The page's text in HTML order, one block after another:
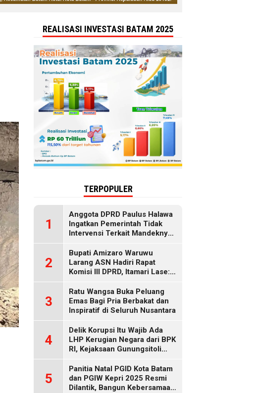
REALISASI INVESTASI BATAM 2025
TERPOPULER
1
Anggota DPRD Paulus Halawa
Ingatkan Pemerintah Tidak
Intervensi Terkait Mandeknya
2
Bupati Amizaro Waruwu
Larang ASN Hadiri Rapat
Komisi III DPRD, Itamari Lase:
Parliament
3
Ratu Wangsa Buka Peluang
Emas Bagi Pria Berbakat dan
Inspiratif di Seluruh Nusantara
4
Delik Korupsi Itu Wajib Ada
LHP Kerugian Negara dari BPK
RI, Kejaksaan Gunungsitoli
5
Panitia Natal PGID Kota Batam
dan PGIW Kepri 2025 Resmi
Dilantik, Bangun Kebersamaan